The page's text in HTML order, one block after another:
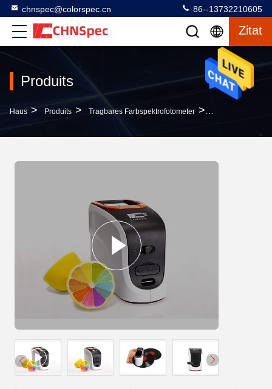
chnspec@colorspec.cn 86--13732210605
Zitat
Produits
Haus > Produits > Tragbares Farbspektrofotometer >